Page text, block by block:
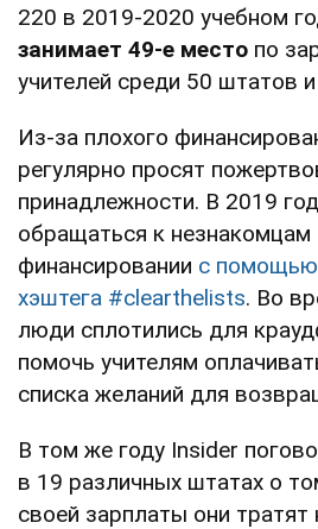
220 в 2019-2020 учебном
занимает 49-е место по
учителей среди 50 штатов
Из-за плохого
регулярно просят
принадлежности. В 2019
обращаться к незнакомцам
финансировании с помощью
хэштега #clearthelists. Во
люди сплотились для
помочь учителям
списка желаний для
В том же году Insider
в 19 различных штатах о
своей зарплаты они тратят